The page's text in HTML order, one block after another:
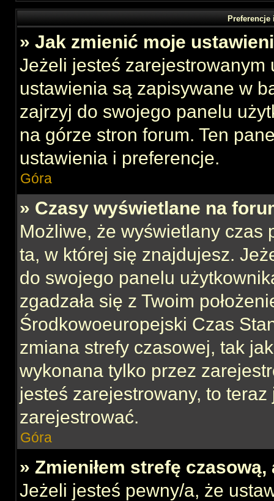
» Jak zmienić moje
Jeżeli jesteś zarejestrowanym
ustawienia są zapisywane w
zajrzyj do swojego panelu
na górze stron forum. Ten
ustawienia i preferencje.
Góra
» Czasy wyświetlane na
Możliwe, że wyświetlany czas
ta, w której się znajdujesz.
do swojego panelu
zgadzała się z Twoim
Środkowoeuropejski Czas
zmiana strefy czasowej, tak
wykonana tylko przez
jesteś zarejestrowany, to
zarejestrować.
Góra
» Zmieniłem strefę
Jeżeli jesteś pewny/a, że